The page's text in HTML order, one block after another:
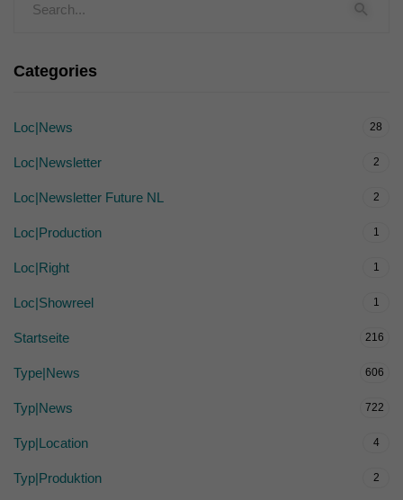
Categories
Loc|News 28
Loc|Newsletter 2
Loc|Newsletter Future NL 2
Loc|Production 1
Loc|Right 1
Loc|Showreel 1
Startseite 216
Type|News 606
Typ|News 722
Typ|Location 4
Typ|Produktion 2